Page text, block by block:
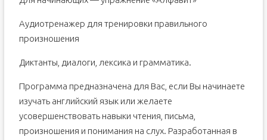
Аудиотренажер для тренировки правильного
произношения
Диктанты, диалоги, лексика и грамматика.
Программа предназначена для Вас, если Вы начинаете
изучать английский язык или желаете
усовершенствовать навыки чтения, письма,
произношения и понимания на слух. Разработанная в